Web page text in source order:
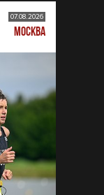
07.08.2026
МОСКВА